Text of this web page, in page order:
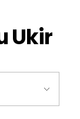
Ukir